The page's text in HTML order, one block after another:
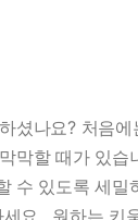
셨나요? 처음
막할 때가 있습
수 있도록 세밀
요. 원하는 키